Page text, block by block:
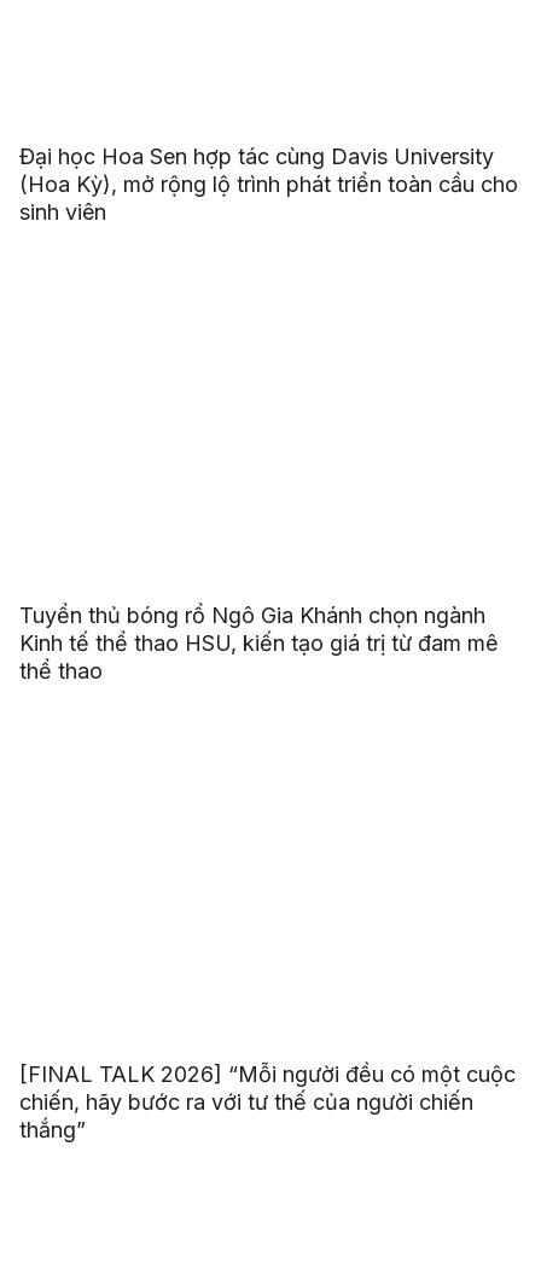
Đại học Hoa Sen hợp tác cùng Davis University
(Hoa Kỳ), mở rộng lộ trình phát triển toàn cầu cho
sinh viên
Tuyển thủ bóng rổ Ngô Gia Khánh chọn ngành
Kinh tế thể thao HSU, kiến tạo giá trị từ đam mê
thể thao
[FINAL TALK 2026] “Mỗi người đều có một cuộc
chiến, hãy bước ra với tư thế của người chiến
thắng”